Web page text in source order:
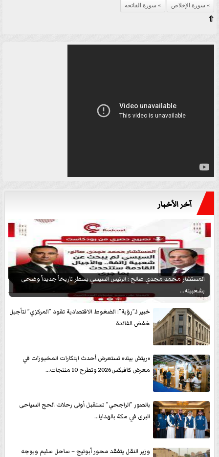
سورة الإخلاص
سورة الفاتحه
⇧
آخر الأخبار
المستشار محمد مجدي صالح : الرئيس السيسي يسطر تاريخاً جديداً وضحى
بشعبيته...
خبير لـ”رؤية”: الضغوط الاقتصادية تقود ”المركزي” لتأجيل
خفض الفائدة
«ريتش بيك» تستعرض أحدث ابتكارات المخبوزات في
معرض كافيكس2026 وتطرح 10 منتجات...
بالصور ”الراجحي” تستقبل أولى رحلات الحج السياحى
البرى في مكة بالهدايا...
وزير النقل يتفقد محور أبوتيج – ساحل سليم ويوجه